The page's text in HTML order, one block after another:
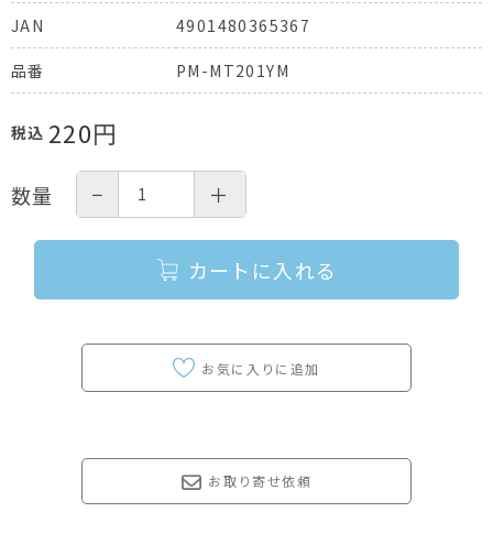
JAN
4901480365367
品番 PM-MT201YM
税込 220円
数量 − ＋
カートに入れる
お取り寄せ依頼